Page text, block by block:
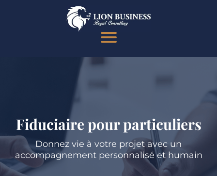
Fiduciaire pour particuliers
Donnez vie à votre projet avec un
accompagnement personnalisé et humain